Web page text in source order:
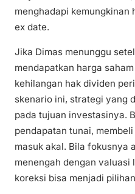
menghadapi kemungkinan
ex date.
Jika Dimas menunggu
mendapatkan harga
kehilangan hak dividen
skenario ini, strategi yang
pada tujuan investasinya.
pendapatan tunai,
masuk akal. Bila fokusnya
menengah dengan valuasi
koreksi bisa menjadi